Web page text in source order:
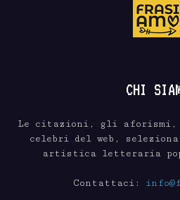
CHI
Le citazioni, gli
celebri del web,
artistica letteraria
Contattaci: